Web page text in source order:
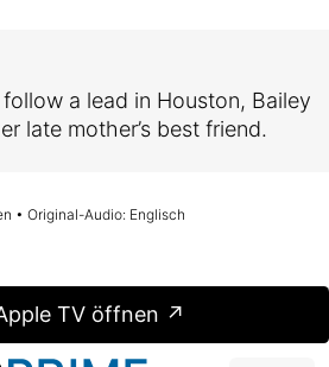
a lead in Houston, Bailey
late mother’s best friend.
• Original-Audio: Englisch
TV öffnen ↗